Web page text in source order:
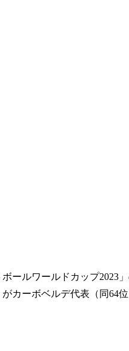
ールワールドカップ2023
カーボベルデ代表（同64位